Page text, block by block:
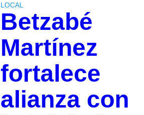
LOCAL
Betzabé
Martínez
fortalece
alianza con